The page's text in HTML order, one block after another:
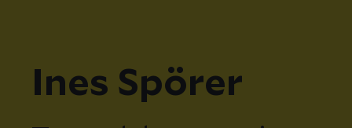
Ines Spörer